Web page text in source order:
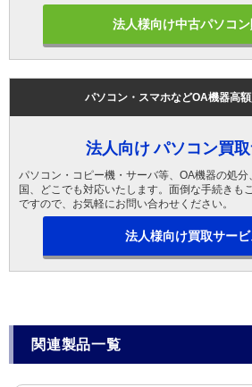
法人様向け中古パソコ
パソコン・スマホなどOA機器高
法人向け パソコン買
パソコン・コピー機・サーバ等、OA機器の処
国、どこでも対応いたします。面倒な手続きも
ですので、お気軽にお問い合わせください。
法人様向け買取サー
関連製品一覧